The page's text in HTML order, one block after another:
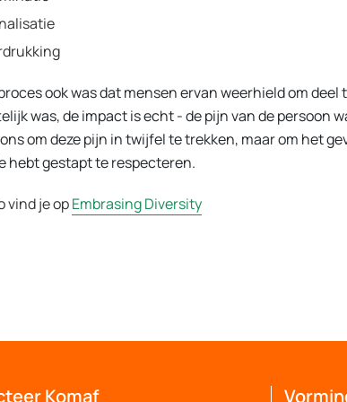
ook was dat mensen ervan weerhield om
was, de impact is echt - de pijn van de persoon
om deze pijn in twijfel te trekken, maar om het
hebt gestapt te respecteren.
vind je opEmbrasing Diversity
Komaf